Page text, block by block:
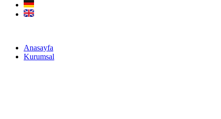
Anasayfa
Kurumsal